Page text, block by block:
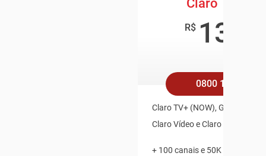
Claro TV+
R$ 139
0800 158 4545
Claro TV+ (NOW), Globoplay,
Claro Vídeo e Claro Música
+ 100 canais e 50K de